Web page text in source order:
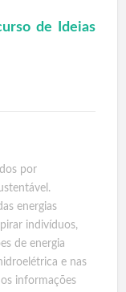
de Ideias
por
energias
indivíduos,
de energia
e nas
informações